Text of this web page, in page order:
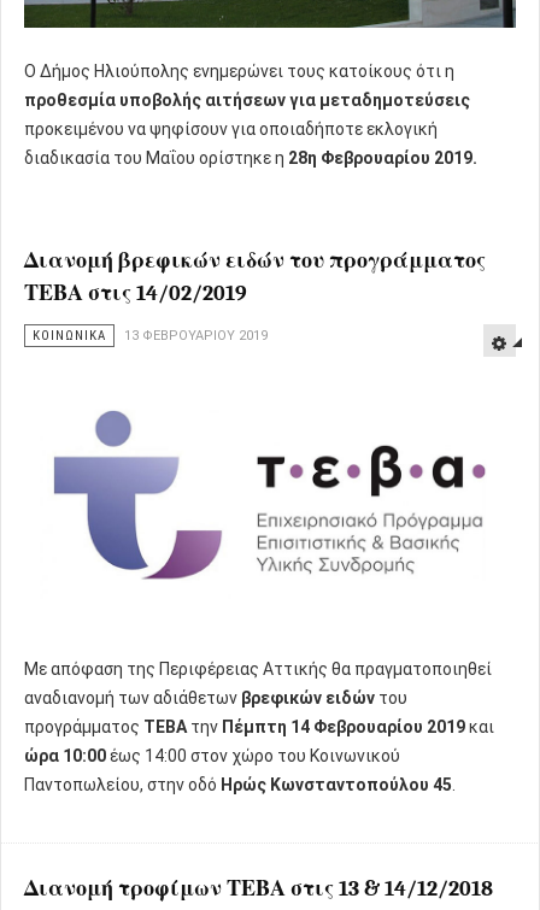
Ο Δήμος Ηλιούπολης ενημερώνει τους κατοίκους ότι η
προθεσμία υποβολής αιτήσεων για μεταδημοτεύσεις
προκειμένου να ψηφίσουν για οποιαδήποτε εκλογική
διαδικασία του Μαΐου ορίστηκε η 28η Φεβρουαρίου 2019.
Διανομή βρεφικών ειδών του προγράμματος
ΤΕΒΑ στις 14/02/2019
ΚΟΙΝΩΝΙΚΑ 13 ΦΕΒΡΟΥΑΡΊΟΥ 2019
Με απόφαση της Περιφέρειας Αττικής θα πραγματοποιηθεί
αναδιανομή των αδιάθετων βρεφικών ειδών του
προγράμματος ΤΕΒΑ την Πέμπτη 14 Φεβρουαρίου 2019και
ώρα 10:00έως 14:00 στον χώρο του Κοινωνικού
Παντοπωλείου, στην οδό Ηρώς Κωνσταντοπούλου 45
Διανομή τροφίμων ΤΕΒΑ στις 13 & 14/12/2018